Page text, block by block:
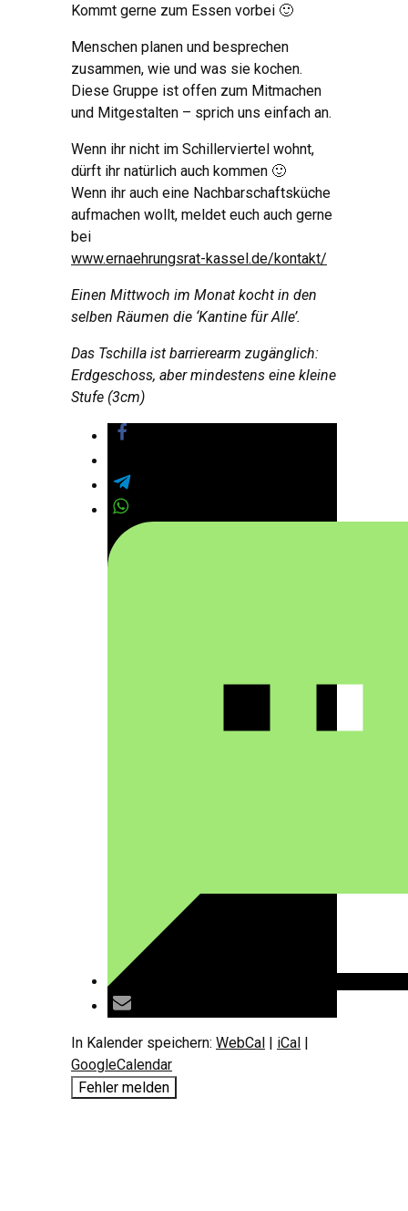
Kommt gerne zum Essen vorbei 🙂
Menschen planen und besprechen
zusammen, wie und was sie kochen.
Diese Gruppe ist offen zum Mitmachen
und Mitgestalten – sprich uns einfach an.
Wenn ihr nicht im Schillerviertel wohnt,
dürft ihr natürlich auch kommen 🙂
Wenn ihr auch eine Nachbarschaftsküche
aufmachen wollt, meldet euch auch gerne
bei
www.ernaehrungsrat-kassel.de/kontakt/
Einen Mittwoch im Monat kocht in den
selben Räumen die ‘Kantine für Alle’.
Das Tschilla ist barrierearm zugänglich:
Erdgeschoss, aber mindestens eine kleine
Stufe (3cm)
In Kalender speichern: WebCal | iCal |
GoogleCalendar
Fehler melden